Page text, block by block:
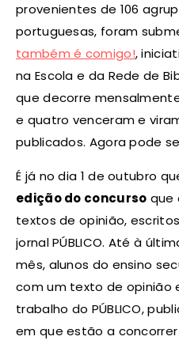
provenientes de 106
portuguesas, foram
também é comigo!,
na Escola e da Rede de
que decorre
e quatro venceram e
publicados. Agora pode
É já no dia 1 de outubro
edição do concurso que
textos de opinião,
jornal PÚBLICO. Até à
mês, alunos do ensino
com um texto de opinião
trabalho do PÚBLICO,
em que estão a